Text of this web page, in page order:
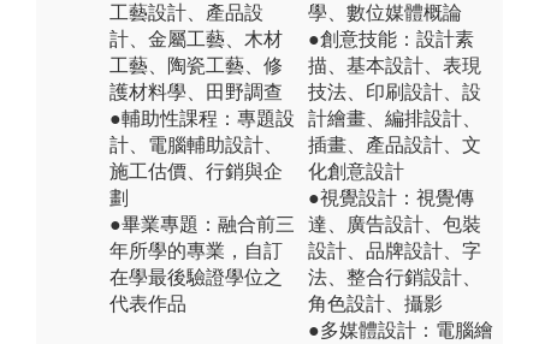
工藝設計、產品設
計、金屬工藝、木材
工藝、陶瓷工藝、修
護材料學、田野調查
●輔助性課程：專題設
計、電腦輔助設計、
施工估價、行銷與企
劃
●畢業專題：融合前三
年所學的專業，自訂
在學最後驗證學位之
代表作品
學、數位媒體概論
●創意技能：設計素
描、基本設計、表現
技法、印刷設計、設
計繪畫、編排設計、
插畫、產品設計、文
化創意設計
●視覺設計：視覺傳
達、廣告設計、包裝
設計、品牌設計、字
法、整合行銷設計、
角色設計、攝影
●多媒體設計：電腦繪